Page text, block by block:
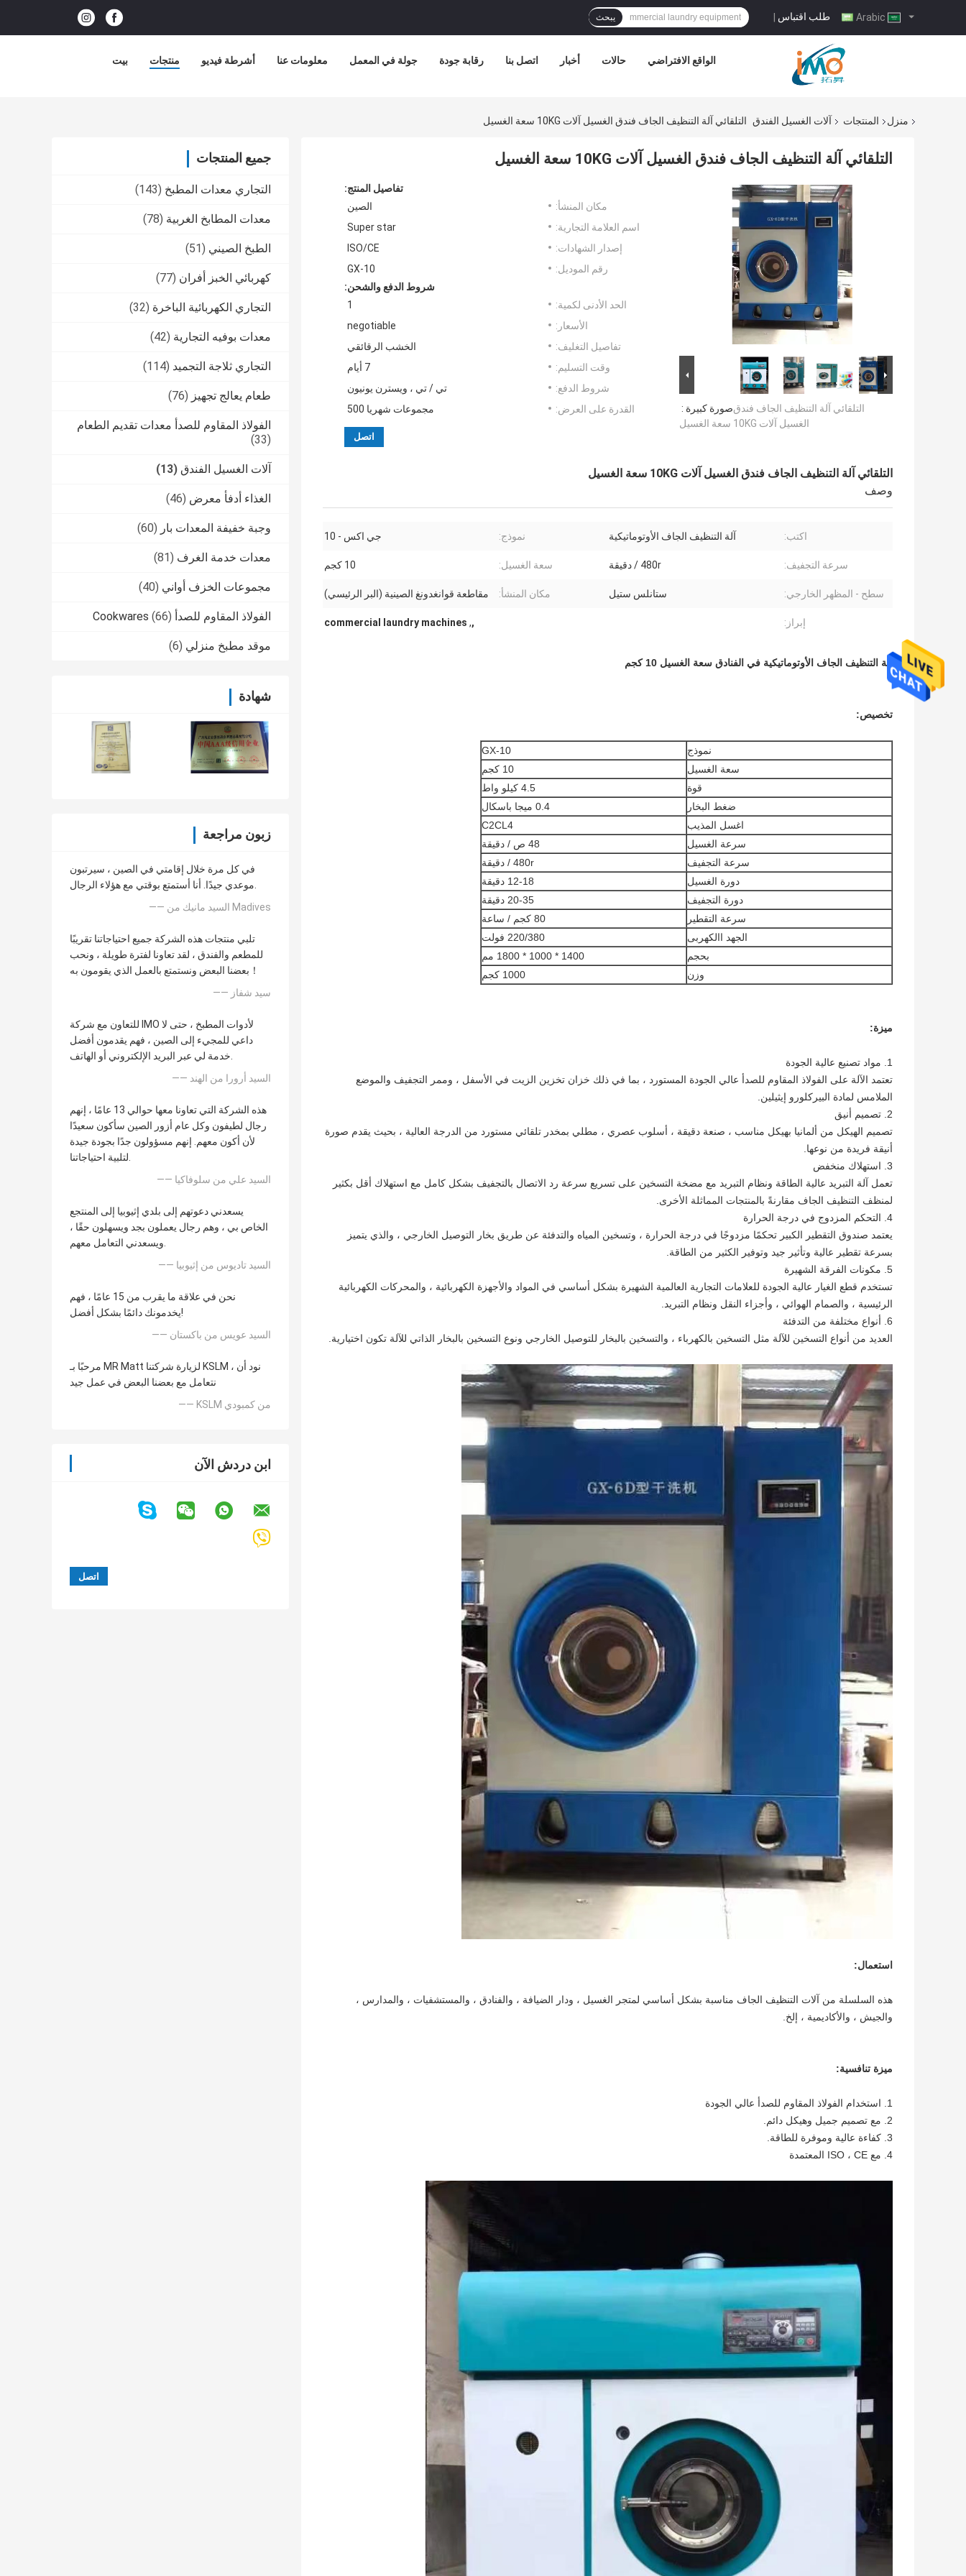
طلب اقتباس | يبحث
بيت منتجات أشرطة فيديو معلومات عنا جولة في المعمل رقابة جودة اتصل بنا أخبار حالات الواقع الافتراضي
منزل المنتجات آلات الغسيل الفندق التلقائي آلة التنظيف الجاف فندق الغسيل آلات 10KG سعة الغسيل
جميع المنتجات
التجاري معدات المطبخ (143)
معدات المطابخ الغربية (78)
الطبخ الصيني (51)
كهربائي الخبز أفران (77)
التجاري الكهربائية الباخرة (32)
معدات بوفيه التجارية (42)
التجاري ثلاجة التجميد (114)
طعام يعالج تجهيز (76)
الفولاذ المقاوم للصدأ معدات تقديم الطعام
(33)
آلات الغسيل الفندق (13)
الغذاء أدفأ معرض (46)
وجبة خفيفة المعدات بار (60)
معدات خدمة الغرف (81)
مجموعات الخزف أواني (40)
الفولاذ المقاوم للصدأ Cookwares (66)
موقد مطبخ منزلي (6)
شهادة
زبون مراجعة
في كل مرة خلال إقامتي في الصين ، سيرتبون
موعدي جيدًا. أنا أستمتع بوقتي مع هؤلاء الرجال.
—— السيد مانيك من Madives
تلبي منتجات هذه الشركة جميع احتياجاتنا تقريبًا
للمطعم والفندق ، لقد تعاونا لفترة طويلة ، ونحب
بعضنا البعض ونستمتع بالعمل الذي يقومون به！
—— سيد شفاز
للتعاون مع شركة IMO لأدوات المطبخ ، حتى لا
داعي للمجيء إلى الصين ، فهم يقدمون أفضل
خدمة لي عبر البريد الإلكتروني أو الهاتف.
—— السيد أرورا من الهند
هذه الشركة التي تعاونا معها حوالي 13 عامًا ، إنهم
رجال لطيفون وكل عام أزور الصين سأكون سعيدًا
لأن أكون معهم. إنهم مسؤولون جدًا بجودة جيدة
لتلبية احتياجاتنا.
—— السيد علي من سلوفاكيا
يسعدني دعوتهم إلى بلدي إثيوبيا إلى المنتجع
الخاص بي ، وهم رجال يعملون بجد ويسهلون حقًا ،
ويسعدني التعامل معهم.
—— السيد تاديوس من إثيوبيا
نحن في علاقة ما يقرب من 15 عامًا ، فهم
يخدمونك دائمًا بشكل أفضل!
—— السيد عويس من باكستان
مرحبًا بـ MR Matt لزيارة شركتنا KSLM ، نود أن
نتعامل مع بعضنا البعض في عمل جيد
—— KSLM من كمبودي
ابن دردش الآن
التلقائي آلة التنظيف الجاف فندق الغسيل آلات 10KG سعة الغسيل
صورة كبيرة :التلقائي آلة التنظيف الجاف فندق
الغسيل آلات 10KG سعة الغسيل
تفاصيل المنتج:
مكان المنشأ:
الصين
اسم العلامة التجارية:
Super star
إصدار الشهادات:
ISO/CE
رقم الموديل:
GX-10
شروط الدفع والشحن:
الحد الأدنى لكمية:
1
الأسعار:
negotiable
تفاصيل التغليف:
الخشب الرقائقي
وقت التسليم:
7 أيام
شروط الدفع:
تي / تي ، ويسترن يونيون
القدرة على العرض:
مجموعات شهريا 500
اتصل
التلقائي آلة التنظيف الجاف فندق الغسيل آلات 10KG سعة الغسيل
وصف
اكتب: آلة التنظيف الجاف الأوتوماتيكية نموذج: جي اكس - 10
سرعة التجفيف: 480r / دقيقة سعة الغسيل: 10 كجم
سطح - المظهر الخارجي: ستانلس ستيل مكان المنشأ: مقاطعة قوانغدونغ الصينية (البر الرئيسي)
إبراز: ,
,
commercial laundry machines
آلة التنظيف الجاف الأوتوماتيكية في الفنادق سعة الغسيل 10 كجم
تخصيص:
نموذج
GX-10
سعة الغسيل
10 كجم
قوة
4.5 كيلو واط
ضغط البخار
0.4 ميجا باسكال
اغسل المذيب
C2CL4
سرعة الغسيل
48 ص / دقيقة
سرعة التجفيف
480r / دقيقة
دورة الغسيل
12-18 دقيقة
دورة التجفيف
20-35 دقيقة
سرعة التقطير
80 كجم / ساعة
الجهد االكهربى
220/380 فولت
بحجم
1400 * 1000 * 1800 مم
وزن
1000 كجم
ميزة:
1. مواد تصنيع عالية الجودة
تعتمد الآلة على الفولاذ المقاوم للصدأ عالي الجودة المستورد ، بما في ذلك خزان تخزين الزيت في الأسفل ، وممر التجفيف والموضع
الملامس لمادة البيركلورو إيثيلين.
2. تصميم أنيق
تصميم الهيكل من ألمانيا بهيكل مناسب ، صنعة دقيقة ، أسلوب عصري ، مطلي بمخدر تلقائي مستورد من الدرجة العالية ، بحيث يقدم صورة
أنيقة فريدة من نوعها.
3. استهلاك منخفض
تعمل آلة التبريد عالية الطاقة ونظام التبريد مع مضخة التسخين على تسريع سرعة رد الاتصال بالتجفيف بشكل كامل مع استهلاك أقل بكثير
لمنظف التنظيف الجاف مقارنةً بالمنتجات المماثلة الأخرى.
4. التحكم المزدوج في درجة الحرارة
يعتمد صندوق التقطير الكبير تحكمًا مزدوجًا في درجة الحرارة ، وتسخين المياه والتدفئة عن طريق بخار التوصيل الخارجي ، والذي يتميز
بسرعة تقطير عالية وتأثير جيد وتوفير الكثير من الطاقة.
5. مكونات الفرقة الشهيرة
تستخدم قطع الغيار عالية الجودة للعلامات التجارية العالمية الشهيرة بشكل أساسي في المواد والأجهزة الكهربائية ، والمحركات الكهربائية
الرئيسية ، والصمام الهوائي ، وأجزاء النقل ونظام التبريد.
6. أنواع مختلفة من التدفئة
العديد من أنواع التسخين للآلة مثل التسخين بالكهرباء ، والتسخين بالبخار للتوصيل الخارجي ونوع التسخين بالبخار الذاتي للآلة تكون اختيارية.
استعمال:
هذه السلسلة من آلات التنظيف الجاف مناسبة بشكل أساسي لمتجر الغسيل ، ودار الضيافة ، والفنادق ، والمستشفيات ، والمدارس ،
والجيش ، والأكاديمية ، إلخ.
ميزة تنافسية:
1. استخدام الفولاذ المقاوم للصدأ عالي الجودة
2. مع تصميم جميل وهيكل دائم.
3. كفاءة عالية وموفرة للطاقة.
4. مع ISO ، CE المعتمدة